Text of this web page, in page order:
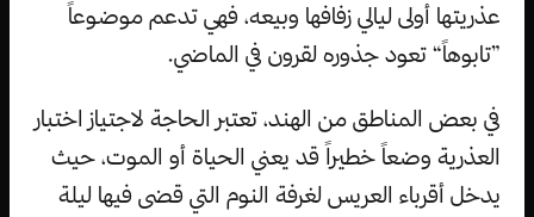
عذريتها أولى ليالي زفافها وبيعه، فهي تدعم موضوعاً
”تابوهاً“ تعود جذوره لقرون في الماضي.
في بعض المناطق من الهند، تعتبر الحاجة لاجتياز اختبار
العذرية وضعاً خطيراً قد يعني الحياة أو الموت، حيث
يدخل أقرباء العريس لغرفة النوم التي قضى فيها ليلة